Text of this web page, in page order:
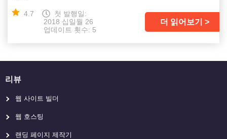
4.7
첫 발행일:
2018 십일월 26
업데이트 횟수: 5
더 읽어보기
리뷰
웹 사이트 빌더
웹 호스팅
랜딩 페이지 제작기